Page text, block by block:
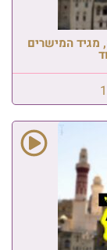
מגיד המישרים